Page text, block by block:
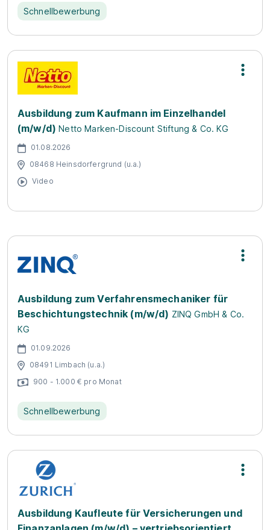
Schnellbewerbung
Ausbildung zum Kaufmann im Einzelhandel
(m/w/d) Netto Marken-Discount Stiftung & Co. KG
01.08.2026
08468 Heinsdorfergrund (u.a.)
Video
Ausbildung zum Verfahrensmechaniker für
Beschichtungstechnik (m/w/d) ZINQ GmbH & Co.
KG
01.09.2026
08491 Limbach (u.a.)
900 - 1.000 € pro Monat
Schnellbewerbung
Ausbildung Kaufleute für Versicherungen und